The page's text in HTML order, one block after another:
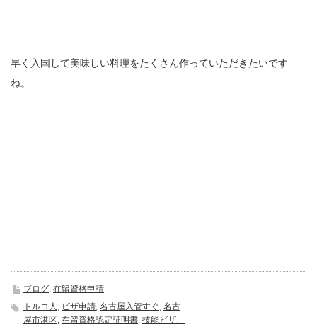
早く入国して美味しい料理をたくさん作っていただきたいです
ね。
ブログ, 在留資格申請
トルコ人 , ビザ申請, 名古屋入管すぐ, 名古
屋市港区, 在留資格認定証明書, 技能ビザ、